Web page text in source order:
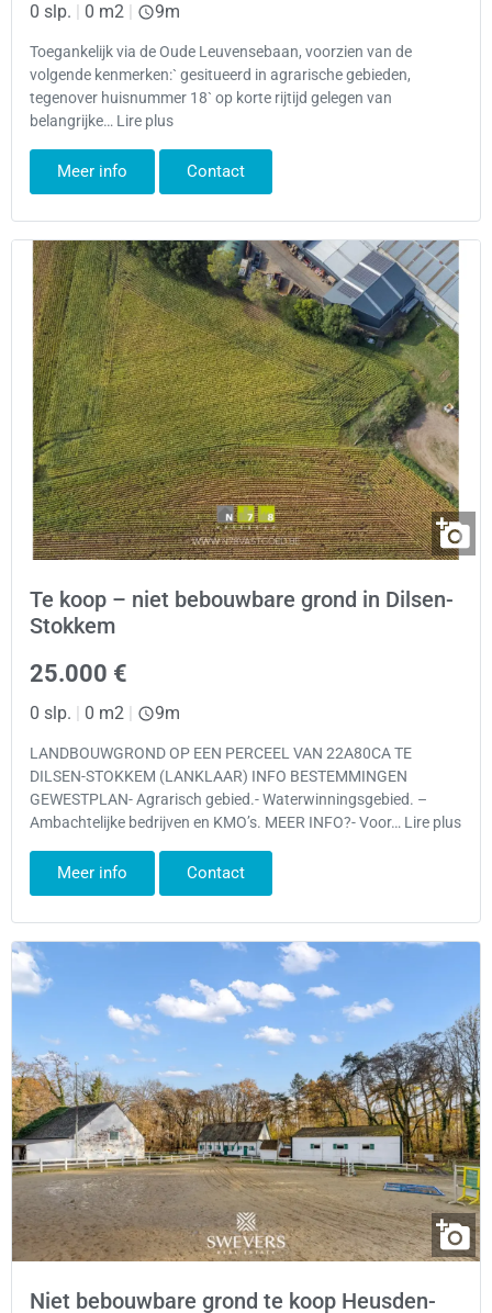
0 slp. | 0 m2 | 9m
Toegankelijk via de Oude Leuvensebaan, voorzien van de
volgende kenmerken:` gesitueerd in agrarische gebieden,
tegenover huisnummer 18` op korte rijtijd gelegen van
belangrijke… Lire plus
Meer info Contact
Te koop – niet bebouwbare grond in Dilsen-
Stokkem
25.000 €
0 slp. | 0 m2 | 9m
LANDBOUWGROND OP EEN PERCEEL VAN 22A80CA TE
DILSEN-STOKKEM (LANKLAAR) INFO BESTEMMINGEN
GEWESTPLAN- Agrarisch gebied.- Waterwinningsgebied. –
Ambachtelijke bedrijven en KMO’s. MEER INFO?- Voor… Lire plus
Meer info Contact
Niet bebouwbare grond te koop Heusden-